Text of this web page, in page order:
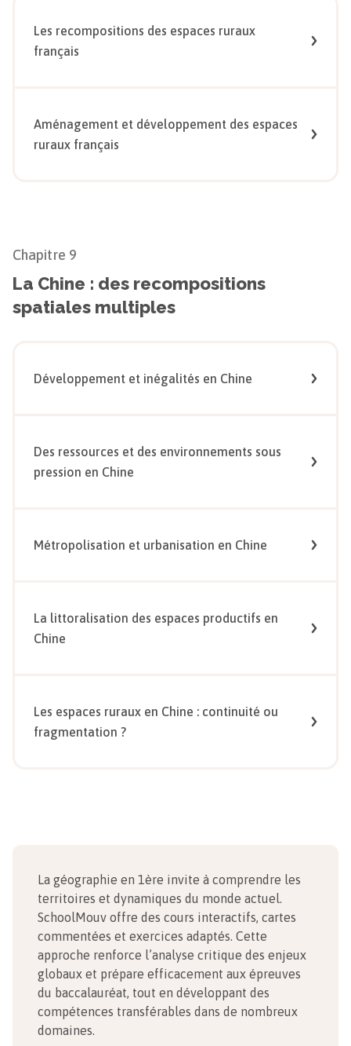
La géographie en 1ère invite à comprendre les
territoires et dynamiques du monde actuel.
SchoolMouv offre des cours interactifs, cartes
commentées et exercices adaptés. Cette
approche renforce l’analyse critique des enjeux
globaux et prépare efficacement aux épreuves
du baccalauréat, tout en développant des
compétences transférables dans de nombreux
domaines.
Les recompositions des espaces ruraux
français
Aménagement et développement des espaces
ruraux français
Chapitre 9
La Chine : des recompositions
spatiales multiples
Développement et inégalités en Chine
Des ressources et des environnements sous
pression en Chine
Métropolisation et urbanisation en Chine
La littoralisation des espaces productifs en
Chine
Les espaces ruraux en Chine : continuité ou
fragmentation ?